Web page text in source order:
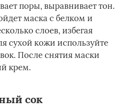
поры, выравнивает тон.
маска с белком и
слоев, избегая
сухой кожи используйте
После снятия маски
крем.
сок